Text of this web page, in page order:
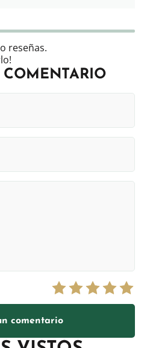
reseñas.
COMENTARIO
comentario